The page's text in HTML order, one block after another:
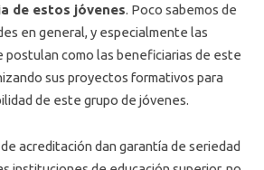
de estos jóvenes. Poco sabemos de
en general, y especialmente las
postulan como las beneficiarias de este
sus proyectos formativos para
de este grupo de jóvenes.
acreditación dan garantía de seriedad